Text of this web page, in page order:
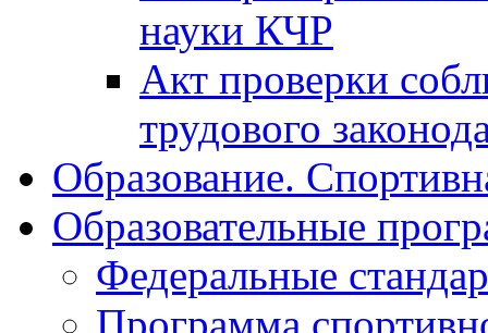
науки КЧР
Акт проверки
трудового
Образование.
Образовательные
Федеральные
Программа